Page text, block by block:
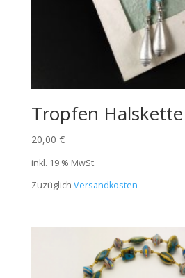
Tropfen Halskette
20,00 €
inkl. 19 % MwSt.
Zuzüglich Versandkosten